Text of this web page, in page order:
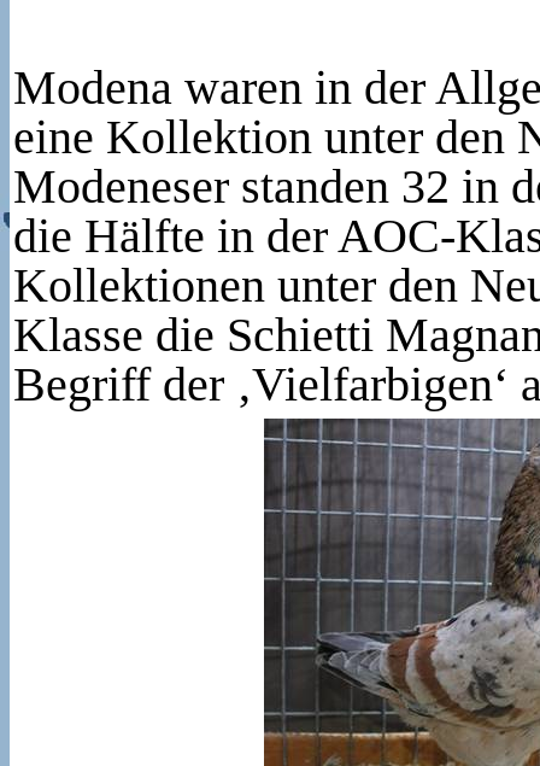
Modena waren in der
eine Kollektion unter den
Modeneser standen 32 in
die Hälfte in der AOC-
Kollektionen unter den
Klasse die Schietti
Begriff der ‚Vielfarbigen‘